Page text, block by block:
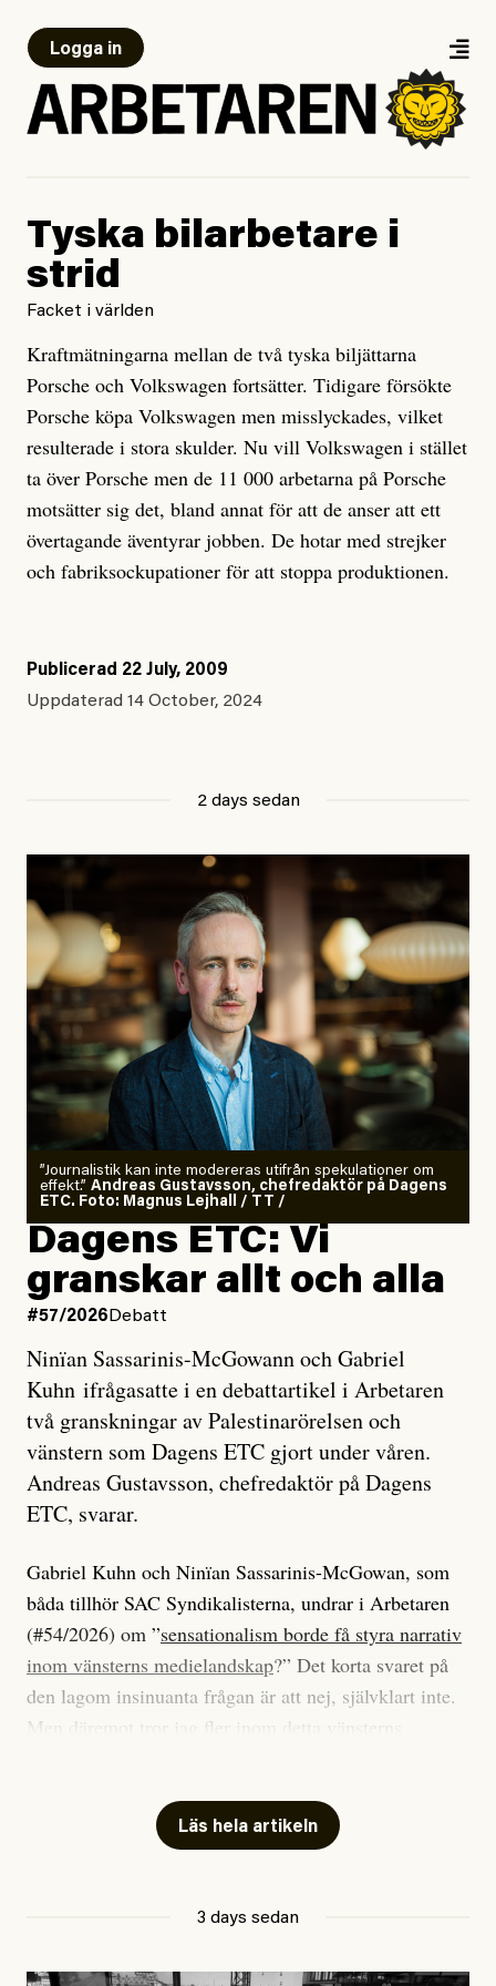
Logga in
Tyska bilarbetare i
strid
Facket i världen
Kraftmätningarna mellan de två tyska biljättarna
Porsche och Volkswagen fortsätter. Tidigare försökte
Porsche köpa Volkswagen men misslyckades, vilket
resulterade i stora skulder. Nu vill Volkswagen i stället
ta över Porsche men de 11 000 arbetarna på Porsche
motsätter sig det, bland annat för att de anser att ett
övertagande äventyrar jobben. De hotar med strejker
och fabriksockupationer för att stoppa produktionen.
Publicerad 22 July, 2009
Uppdaterad 14 October, 2024
2 days sedan
”Journalistik kan inte modereras utifrån spekulationer om
effekt.” Andreas Gustavsson, chefredaktör på Dagens
ETC. Foto: Magnus Lejhall / TT /
Dagens ETC: Vi
granskar allt och alla
#57/2026 Debatt
Ninïan Sassarinis-McGowann och Gabriel
Kuhn ifrågasatte i en debattartikel i Arbetaren
två granskningar av Palestinarörelsen och
vänstern som Dagens ETC gjort under våren.
Andreas Gustavsson, chefredaktör på Dagens
ETC, svarar.
Gabriel Kuhn och Ninïan Sassarinis-McGowan, som
båda tillhör SAC Syndikalisterna, undrar i Arbetaren
(#54/2026) om ”sensationalism borde få styra narrativ
inom vänsterns medielandskap?” Det korta svaret på
den lagom insinuanta frågan är att nej, självklart inte.
Men däremot tror jag fler inom detta vänsterns
journalistik som vänder sig till många snarare än att
jaga inbördes beundran. Det har i alla fall fungerat för
McGowan riktar sin kritik mot.
Läs hela artikeln
3 days sedan